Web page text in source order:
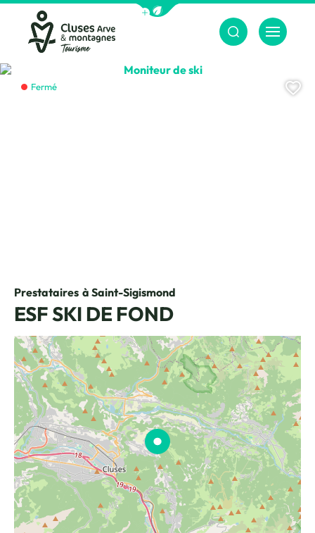
Afficher la barre de navigation du
Cluses Arve &amp; montagnes
Menu
Prestataires à Saint-Sigismond
ESF SKI DE FOND
Moniteur de ski, © Centre
Fermé